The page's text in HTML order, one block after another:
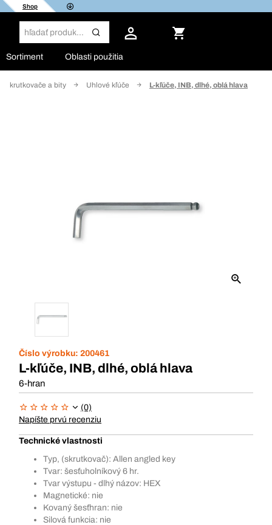
Shop
Sortiment Oblasti použitia
Skrutkovače a bity Uhlové kľúče L-kľúče, INB, dlhé, oblá hlava
Číslo výrobku: 200461
L-kľúče, INB, dlhé, oblá hlava
6-hran
(0)
Napíšte prvú recenziu
Technické vlastnosti
Typ, (skrutkovač): Allen angled key
Tvar: šesťuholníkový 6 hr.
Tvar výstupu - dlhý názov: HEX
Magnetické: nie
Kovaný šesťhran: nie
Silová funkcia: nie